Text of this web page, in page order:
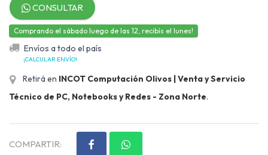
CONSULTAR
Comprando el sábado luego de las 12, recibís el lunes!
Envíos a todo el país
¡CALCULAR ENVÍO!
Retirá en INCOT Computación Olivos | Venta y Servicio
Técnico de PC, Notebooks y Redes - Zona Norte.
COMPARTIR: